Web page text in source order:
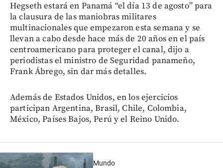
Hegseth estará en Panamá “el día 13 de agosto” para
la clausura de las maniobras militares
multinacionales que empezaron esta semana y se
llevan a cabo desde hace más de 20 años en el país
centroamericano para proteger el canal, dijo a
periodistas el ministro de Seguridad panameño,
Frank Ábrego, sin dar más detalles.
Además de Estados Unidos, en los ejercicios
participan Argentina, Brasil, Chile, Colombia,
México, Países Bajos, Perú y el Reino Unido.
Mundo